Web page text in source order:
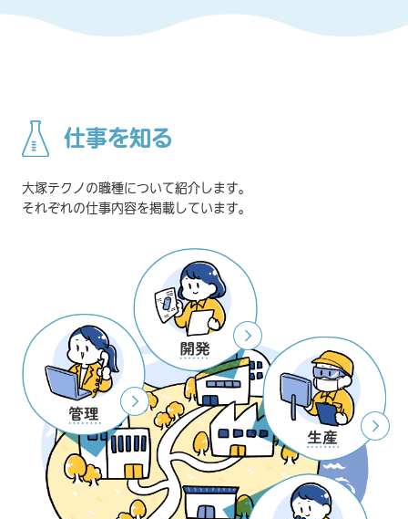
仕事を知る
大塚テクノの職種について紹介します。
それぞれの仕事内容を掲載しています。